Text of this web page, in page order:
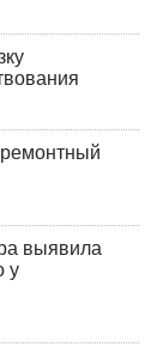
выявила
у